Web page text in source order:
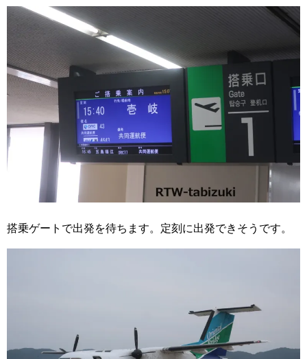
搭乗ゲートで出発を待ちます。定刻に出発できそうです。